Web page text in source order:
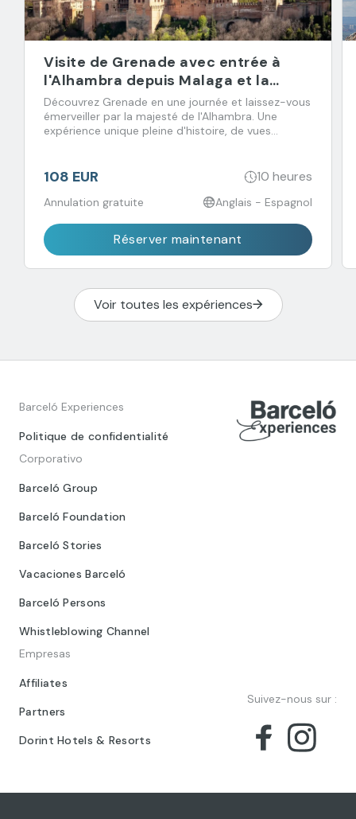
Visite de Grenade avec entrée à
l'Alhambra depuis Malaga et la
Costa del Sol
Découvrez Grenade en une journée et laissez-vous
émerveiller par la majesté de l'Alhambra. Une
expérience unique pleine d'histoire, de vues
108 EUR 10 heures
Annulation gratuite Anglais - Espagnol
Réserver maintenant
Voir toutes les expériences
Barceló Experiences
Politique de confidentialité
Corporativo
Barceló Group
Barceló Foundation
Barceló Stories
Vacaciones Barceló
Barceló Persons
Whistleblowing Channel
Empresas
Affiliates
Partners
Dorint Hotels & Resorts
Suivez-nous sur :